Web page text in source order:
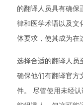
的翻译人员具有确保
律和医学术语以及文
体要求，使其成为在
选择合适的翻译人员
确保他们有翻译官方
件。 尽管使用未经